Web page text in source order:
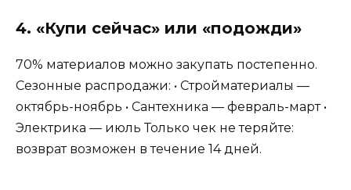
4. «Купи сейчас» или «подожди»
70% материалов можно закупать постепенно.
Сезонные распродажи: • Стройматериалы —
октябрь-ноябрь • Сантехника — февраль-март •
Электрика — июль Только чек не теряйте:
возврат возможен в течение 14 дней.